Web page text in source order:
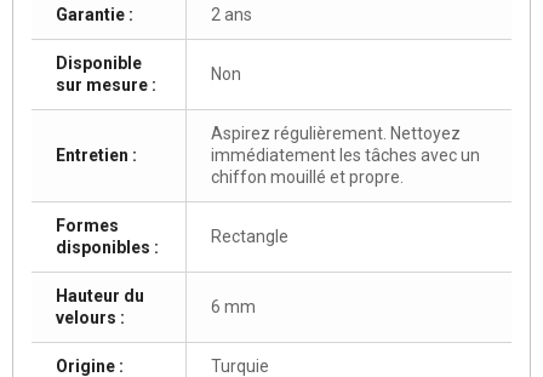
Garantie : 2 ans
Disponible
sur mesure :
Non
Entretien :
Aspirez régulièrement. Nettoyez
immédiatement les tâches avec un
chiffon mouillé et propre.
Formes
disponibles :
Rectangle
Hauteur du
velours :
6 mm
Origine : Turquie